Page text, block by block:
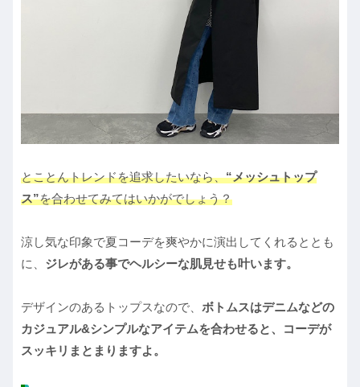
とことんトレンドを追求したいなら、“メッシュトップ
ス”を合わせてみてはいかがでしょう？
涼し気な印象で夏コーデを爽やかに演出してくれるととも
に、 ジレがある事でヘルシーな肌見せも叶います。
デザインのあるトップスなので、 ボトムスはデニムなどの
カジュアル&シンプルなアイテムを合わせると、コーデが
スッキリまとまりますよ。